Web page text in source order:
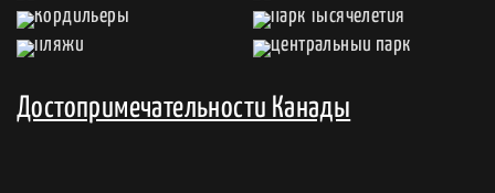
Достопримечательности Канады